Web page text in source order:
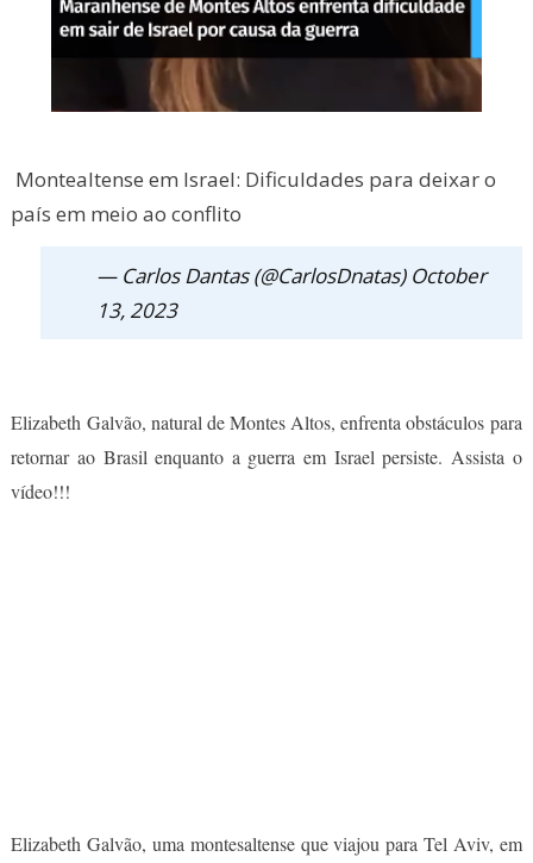
Montealtense em Israel: Dificuldades para deixar o
país em meio ao conflito
— Carlos Dantas (@CarlosDnatas) October
13, 2023
Elizabeth Galvão, natural de Montes Altos, enfrenta obstáculos para
retornar ao Brasil enquanto a guerra em Israel persiste. Assista o
vídeo!!!
Elizabeth Galvão, uma montesaltense que viajou para Tel Aviv, em